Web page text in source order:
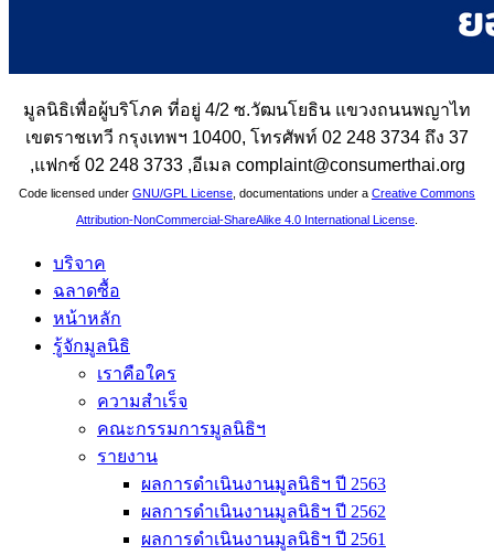
มูลนิธิเพื่อผู้บริโภค ที่อยู่ 4/2 ซ.วัฒนโยธิน แขวงถนนพญาไท
เขตราชเทวี กรุงเทพฯ 10400, โทรศัพท์ 02 248 3734 ถึง 37
,แฟกซ์ 02 248 3733 ,อีเมล complaint@consumerthai.org
Code licensed under GNU/GPL License , documentations under a Creative Commons
Attribution-NonCommercial-ShareAlike 4.0 International License
บริจาค
ฉลาดซื้อ
หน้าหลัก
รู้จักมูลนิธิ
เราคือใคร
ความสำเร็จ
คณะกรรมการมูลนิธิฯ
รายงาน
ผลการดำเนินงานมูลนิธิฯ ปี 2563
ผลการดำเนินงานมูลนิธิฯ ปี 2562
ผลการดำเนินงานมูลนิธิฯ ปี 2561